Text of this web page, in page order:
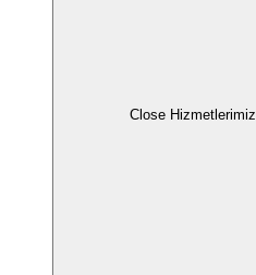
Close Hizmetlerimiz